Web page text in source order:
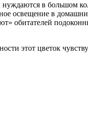
в большом
освещение в
обитателей
этот цветок